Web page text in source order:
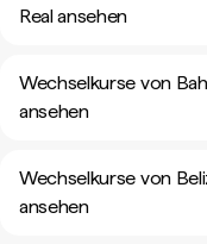
Real ansehen
Wechselkurse von
ansehen
Wechselkurse von
ansehen